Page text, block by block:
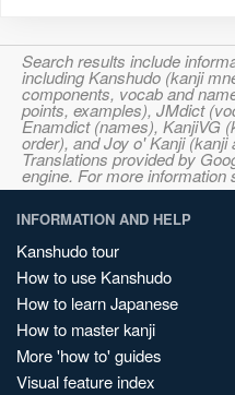
Search results include
including Kanshudo (kanji
components, vocab and
points, examples), JMdict
Enamdict (names), KanjiVG
order), and Joy o' Kanji
Translations provided by
engine. For more information
INFORMATION AND HELP
Kanshudo tour
How to use Kanshudo
How to learn Japanese
How to master kanji
More 'how to' guides
Visual feature index